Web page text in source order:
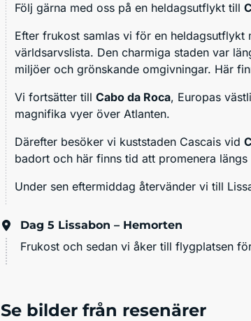
Följ gärna med oss på en heldagsutflykt till
Efter frukost samlas vi för en heldagsutflykt
världsarvslista. Den charmiga staden var
miljöer och grönskande omgivningar. Här
Vi fortsätter till Cabo da Roca, Europas
magnifika vyer över Atlanten.
Därefter besöker vi kuststaden Cascais vid
badort och här finns tid att promenera
Under sen eftermiddag återvänder vi till
Dag 5 Lissabon – Hemorten
Frukost och sedan vi åker till flygplatsen
Se bilder från resenärer